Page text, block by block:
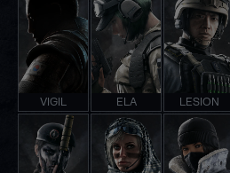
VIGIL ELA LESION